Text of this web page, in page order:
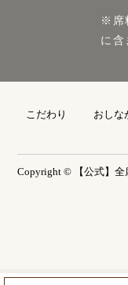
※席
に含
こだわり おしな
Copyright © 【公式】全